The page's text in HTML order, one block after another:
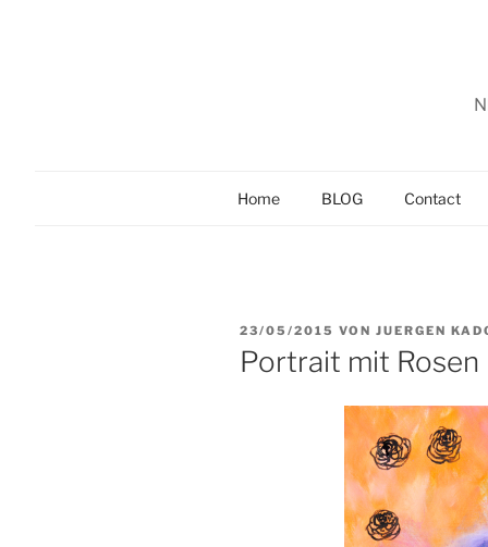
Home BLOG Contact
VERÖFFENTLICHT
AM
23/05/2015 VON JUERGEN
Portrait mit Rosen